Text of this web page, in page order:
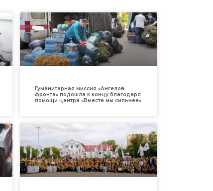
Гуманитарная миссия «Ангелов
фронта» подошла к концу благодаря
помощи центра «Вместе мы сильнее»